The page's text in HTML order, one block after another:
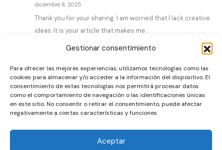
Gestionar consentimiento
Para ofrecer las mejores experiencias, utilizamos tecnologías como las
cookies para almacenar y/o acceder a la información del dispositivo. El
consentimiento de estas tecnologías nos permitirá procesar datos
como el comportamiento de navegación o las identificaciones únicas
en este sitio. No consentir o retirar el consentimiento, puede afectar
negativamente a ciertas características y funciones.
Aceptar
diciembre 8, 2025
Thank you for your sharing. I am worried that I lack creative
ideas. It is your article that makes me…
Artículos
Sobre nosotros